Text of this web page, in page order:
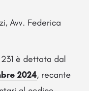
Avv. Federica
è dettata dal
2024, recante